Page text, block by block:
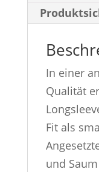
In einer
Qualität
Fit als
und